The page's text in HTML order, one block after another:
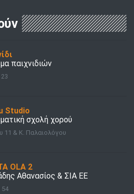
παιχνιδιών
Studio
σχολή χορού
11 & Κ. Παλαιολόγου
OLA 2
Αθανασίος & ΣΙΑ ΕΕ